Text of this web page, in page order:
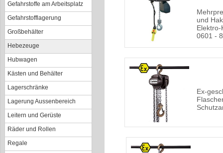
Gefahrstoffe am Arbeitsplatz
Gefahrstofflagerung
Großbehälter
Hebezeuge
Hubwagen
Kästen und Behälter
Lagerschränke
Lagerung Aussenbereich
Leitern und Gerüste
Räder und Rollen
Regale
und
0601 -
Ex-